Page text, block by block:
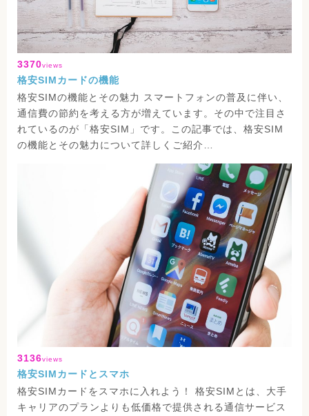
3370views
格安SIMカードの機能
格安SIMの機能とその魅力 スマートフォンの普及に伴い、
通信費の節約を考える方が増えています。その中で注目さ
れているのが「格安SIM」です。この記事では、格安SIM
の機能とその魅力について詳しくご紹介…
3136views
格安SIMカードとスマホ
格安SIMカードをスマホに入れよう！ 格安SIMとは、大手
キャリアのプランよりも低価格で提供される通信サービス